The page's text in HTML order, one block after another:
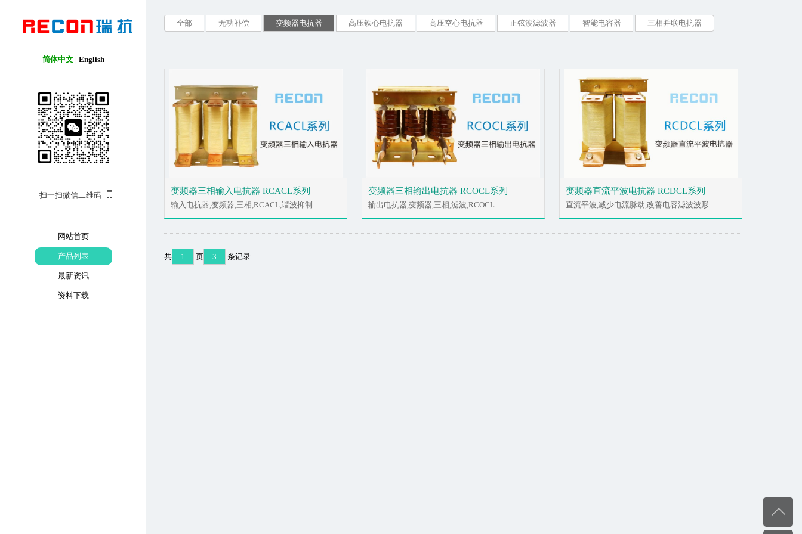
变频器三相输入电抗器 RCACL系列
输入电抗器,变频器,三相,RCACL,谐波抑制
变频器三相输出电抗器 RCOCL系列
输出电抗器,变频器,三相,滤波,RCOCL
变频器直流平波电抗器 RCDCL系列
直流平波,减少电流脉动,改善电容滤波波形
共 1 页 3 条记录
全部 无功补偿 变频器电抗器 高压铁心电抗器 高压空心电抗器 正弦波滤波器 智能电容器 三相并联电抗器
简体中文| English
扫一扫微信二维码
网站首页
产品列表
最新资讯
资料下载